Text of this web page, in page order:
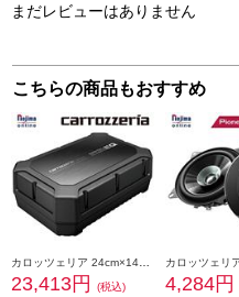
まだレビューはありません
こちらの商品もおすすめ
23,413円
(税込)
4,284円